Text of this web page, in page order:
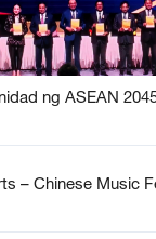
ng ASEAN
– Chinese Music